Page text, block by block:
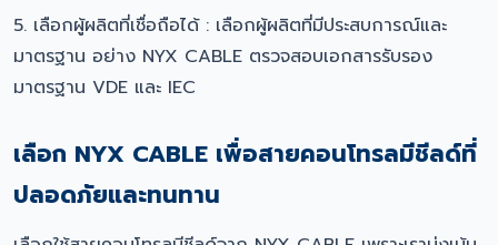
5. เลือกผู้ผลิตที่เชื่อถือได้ : เลือกผู้ผลิตที่มีประสบการณ์และ
มาตรฐาน อย่าง NYX CABLE ตรวจสอบเอกสารรับรอง
มาตรฐาน VDE และ IEC
เลือก NYX CABLE เพื่อสายคอนโทรลมีชีลด์ที่
ปลอดภัยและทนทาน